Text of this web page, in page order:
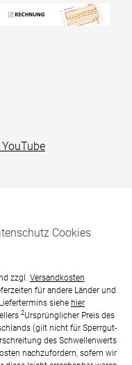
Cookies
zzgl. Versandkosten
für andere Länder und
siehe hier
2Ursprünglicher Preis des
(gilt nicht für Sperrgut-
des Schwellenwerts
nachzufordern, sofern wir